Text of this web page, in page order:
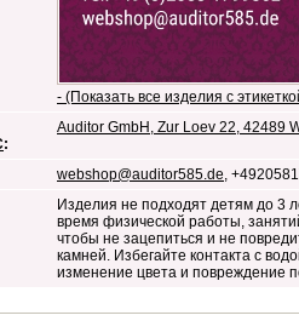
- (Показать все изделия с
:
Auditor GmbH, Zur Loev 22, 42489
webshop@auditor585.de,
Изделия не подходят детям до 3
время физической работы,
чтобы не зацепиться и не
камней. Избегайте контакта с
изменение цвета и повреждение